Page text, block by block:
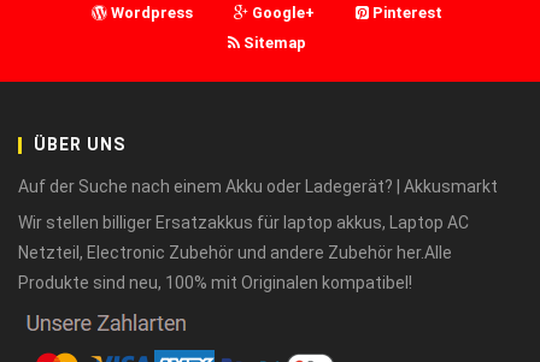
Wordpress Google+
Pinterest
Sitemap
ÜBER UNS
Auf der Suche nach einem Akku oder Ladegerät? | Akkusmarkt
Wir stellen billiger Ersatzakkus für laptop akkus, Laptop AC
Netzteil, Electronic Zubehör und andere Zubehör her.Alle
Produkte sind neu, 100% mit Originalen kompatibel!